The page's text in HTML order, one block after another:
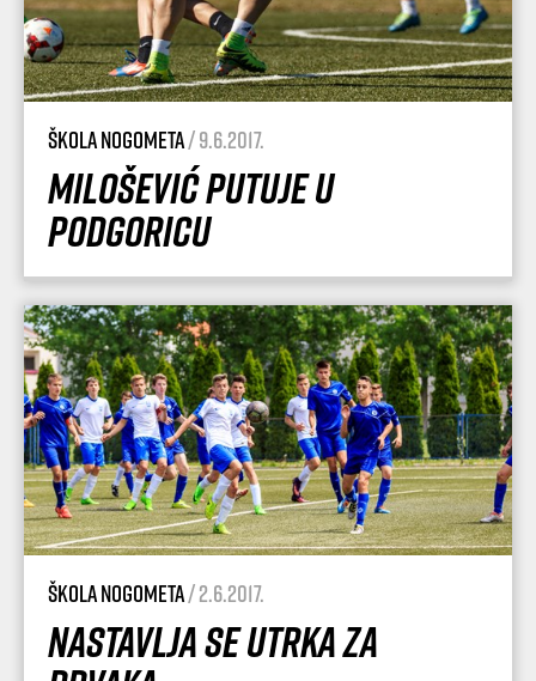
Škola nogometa/ 9.6.2017.
Milošević putuje u
Podgoricu
Škola nogometa/ 2.6.2017.
Nastavlja se utrka za